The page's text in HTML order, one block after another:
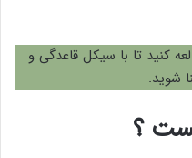
کنید تا با سیکل قاعدگی و
شوید.
؟